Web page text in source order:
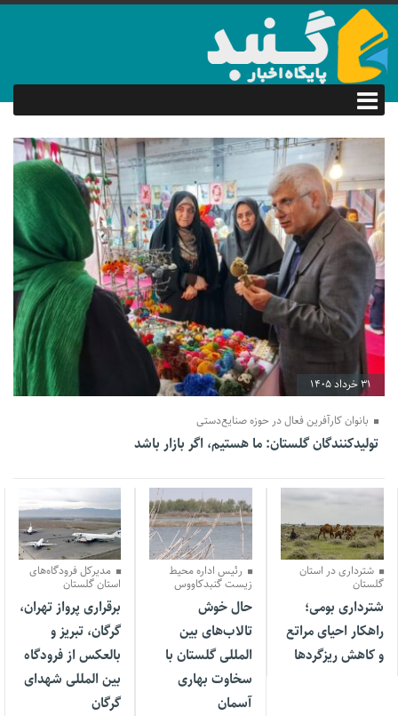
31 خرداد 1405
بانوان کارآفرین فعال در حوزه صنایع‌دستی
تولیدکنندگان گلستان: ما هستیم، اگر بازار باشد
31 خرداد 1405
شترداری در استان
گلستان
شترداری بومی؛
راهکار احیای مراتع
و کاهش ریزگردها
رئیس اداره محیط
زیست گنبدکاووس
حال خوش
تالاب‌های بین
المللی گلستان با
سخاوت بهاری
آسمان
06 اسفند 1404
مدیرکل فرودگاه‌های
استان گلستان
برقراری پرواز تهران،
گرگان، تبریز و
بالعکس از فرودگاه
بین المللی شهدای
گرگان